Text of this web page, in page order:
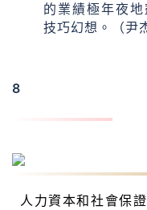
的業績極年夜
技巧幻想。（尹
8
人力資本和社會保